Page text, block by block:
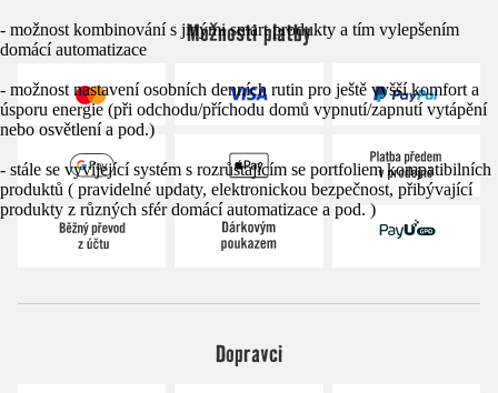
- možnost kombinování s jinými smart produkty a tím vylepšením
domácí automatizace
- možnost nastavení osobních denních rutin pro ještě vyšší komfort a
úsporu energie (při odchodu/příchodu domů vypnutí/zapnutí vytápění
nebo osvětlení a pod.)
- stále se vyvíjející systém s rozrůstajícím se portfoliem kompatibilních
produktů ( pravidelné updaty, elektronickou bezpečnost, přibývající
produkty z různých sfér domácí automatizace a pod. )
Možnosti platby
Dopravci